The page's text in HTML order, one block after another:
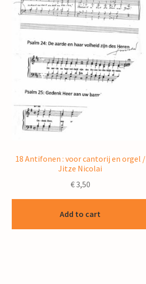
18 Antifonen : voor cantorij en orgel /
Jitze Nicolai
€3,50
Add to cart